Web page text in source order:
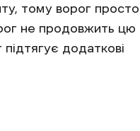
тому ворог просто
не продовжить цю
додаткові